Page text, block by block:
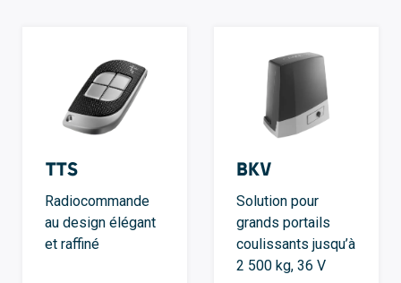
TTS
Radiocommande
au design élégant
et raffiné
BKV
Solution pour
grands portails
coulissants jusqu’à
2 500 kg, 36 V